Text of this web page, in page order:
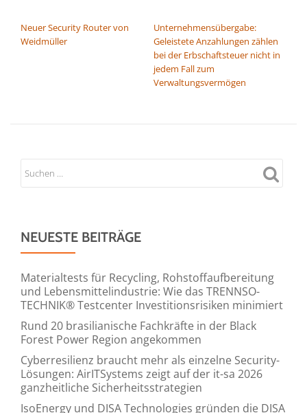
Neuer Security Router von
Weidmüller
Unternehmensübergabe:
Geleistete Anzahlungen zählen
bei der Erbschaftsteuer nicht in
jedem Fall zum
Verwaltungsvermögen
NEUESTE BEITRÄGE
Materialtests für Recycling, Rohstoffaufbereitung
und Lebensmittelindustrie: Wie das TRENNSO-
TECHNIK® Testcenter Investitionsrisiken minimiert
Rund 20 brasilianische Fachkräfte in der Black
Forest Power Region angekommen
Cyberresilienz braucht mehr als einzelne Security-
Lösungen: AirITSystems zeigt auf der it-sa 2026
ganzheitliche Sicherheitsstrategien
IsoEnergy und DISA Technologies gründen die DISA